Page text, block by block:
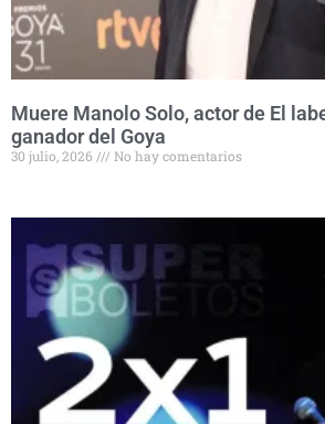
Muere Manolo Solo, actor de El
ganador del Goya
30 julio, 2026 No hay comentarios